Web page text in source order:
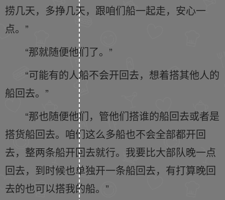
捞几天，多挣几天，跟咱们船一起走，安心一
点。”
“那就随便他们了。”
“可能有的人船不会开回去，想着搭其他人的
船回去。”
“那也随便他们，管他们搭谁的船回去或者是
搭货船回去。咱们这么多船也不会全部都开回
去，整两条船开回去就行。我要比大部队晚一点
回去，到时候也单独开一条船回去，有打算晚回
去的也可以搭我的船。”